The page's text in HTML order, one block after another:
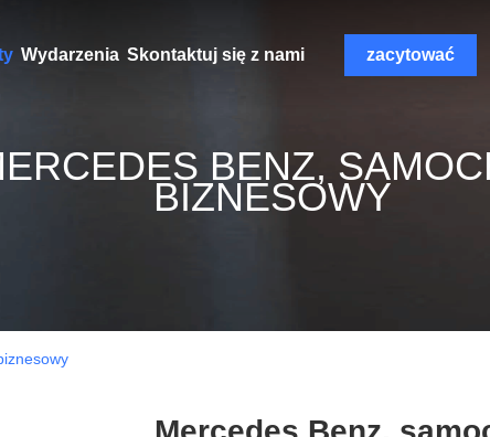
Wydarzenia Skontaktuj się z nami zacytować
BENZ,
BIZNESOWY